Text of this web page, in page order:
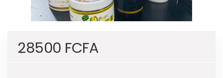
28500 FCFA